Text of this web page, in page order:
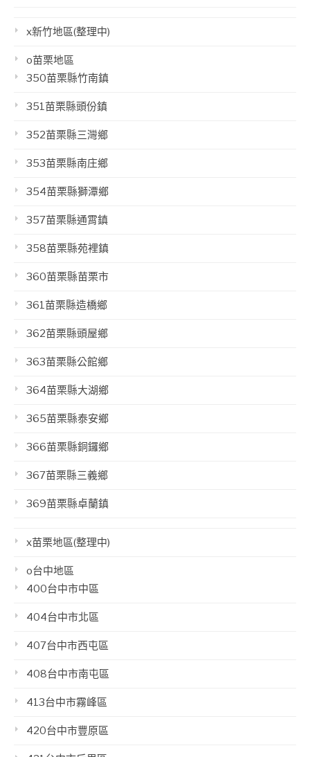
x新竹地區(整理中)
o苗栗地區
350苗栗縣竹南鎮
351苗栗縣頭份鎮
352苗栗縣三灣鄉
353苗栗縣南庄鄉
354苗栗縣獅潭鄉
357苗栗縣通霄鎮
358苗栗縣苑裡鎮
360苗栗縣苗栗市
361苗栗縣造橋鄉
362苗栗縣頭屋鄉
363苗栗縣公館鄉
364苗栗縣大湖鄉
365苗栗縣泰安鄉
366苗栗縣銅鑼鄉
367苗栗縣三義鄉
369苗栗縣卓蘭鎮
x苗栗地區(整理中)
o台中地區
400台中市中區
404台中市北區
407台中市西屯區
408台中市南屯區
413台中市霧峰區
420台中市豐原區